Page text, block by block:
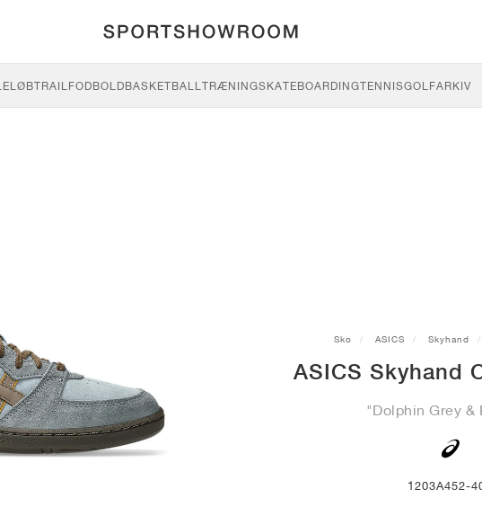
LØBTRAILFODBOLDBASKETBALLTRÆNINGSKATEBOARDINGTENNISGOLFARKIV
Sko ASICS Skyhand
ASICS Skyhand
"Dolphin Grey &
1203A452-